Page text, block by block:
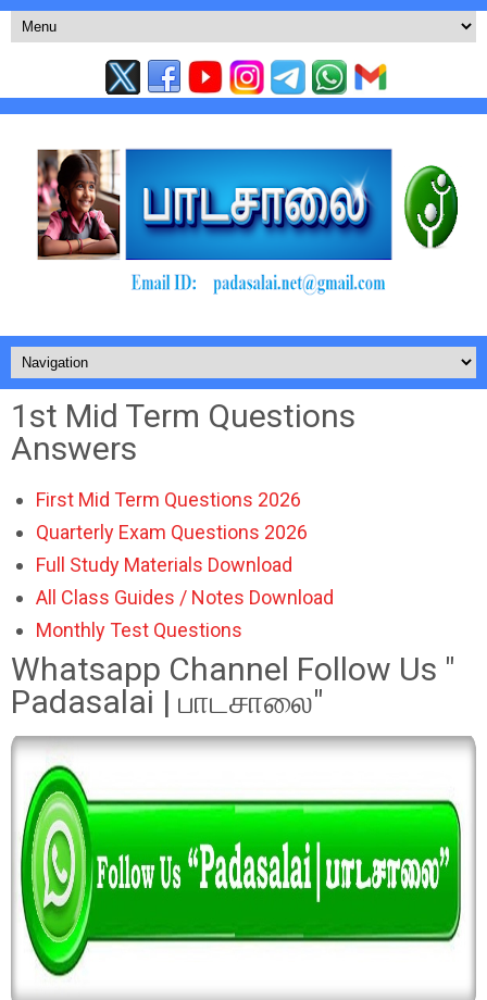
1st Mid Term Questions
Answers
First Mid Term Questions 2026
Quarterly Exam Questions 2026
Full Study Materials Download
All Class Guides / Notes Download
Monthly Test Questions
Whatsapp Channel Follow Us "
Padasalai | பாடசாலை"